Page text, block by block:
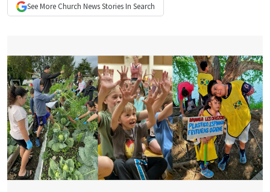
See More Church NewsStories In Search